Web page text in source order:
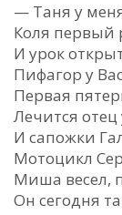
— Таня у
Коля первый
И урок
Пифагор у
Первая
Лечится
И сапожки
Мотоцикл
Миша весел,
Он сегодня